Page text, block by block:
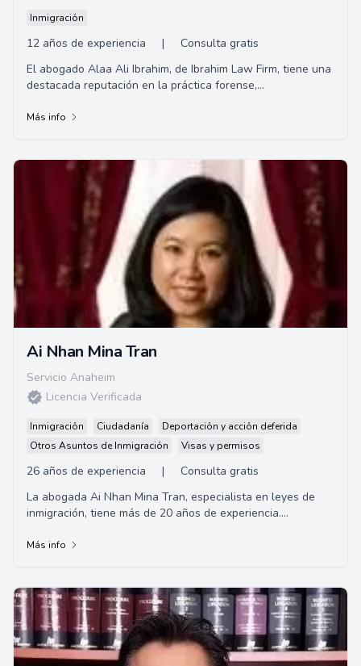
Inmigración
12 años de experiencia |
Consulta gratis
El abogado Alaa Ali Ibrahim, de Ibrahim Law Firm, tiene una
destacada reputación en la práctica forense,
Más info
Ai Nhan Mina Tran
Servicio Anaheim
Licencia Verificada
Inmigración Ciudadanía
Deportación y acción deferida
Otros Asuntos de Inmigración
Visas y permisos
26 años de experiencia |
Consulta gratis
La abogada Ai Nhan Mina Tran, especialista en leyes de
inmigración, tiene más de 20 años de experiencia.
Más info